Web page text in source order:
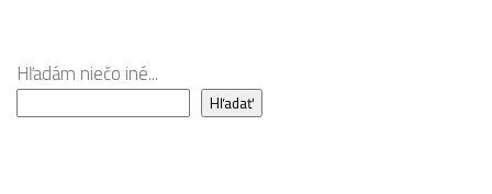
Hľadám niečo iné...
Hľadať